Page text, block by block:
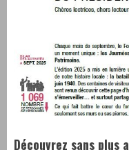
Découvrez sans plus